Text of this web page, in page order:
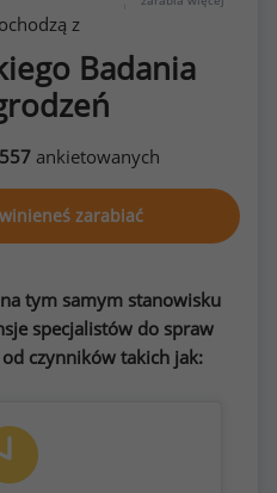
z
Badania
ankietowanych
zarabiać
tym samym stanowisku
specjalistów do spraw
czynników takich jak: